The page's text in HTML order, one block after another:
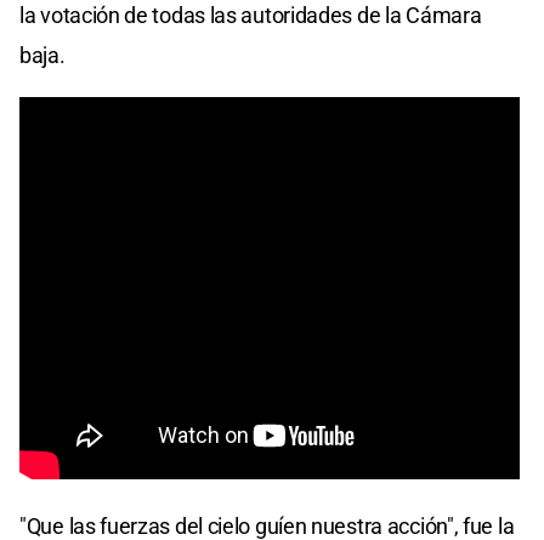
la votación de todas las autoridades de la Cámara
baja.
"Que las fuerzas del cielo guíen nuestra acción", fue la